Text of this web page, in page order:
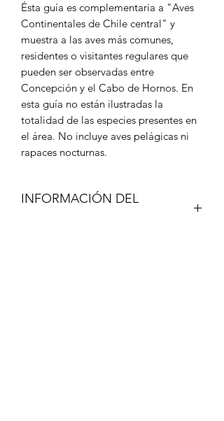
Ésta guía es complementaria a "Aves
Continentales de Chile central" y
muestra a las aves más comunes,
residentes o visitantes regulares que
pueden ser observadas entre
Concepción y el Cabo de Hornos. En
esta guía no están ilustradas la
totalidad de las especies presentes en
el área. No incluye aves pelágicas ni
rapaces nocturnas.
INFORMACIÓN DEL